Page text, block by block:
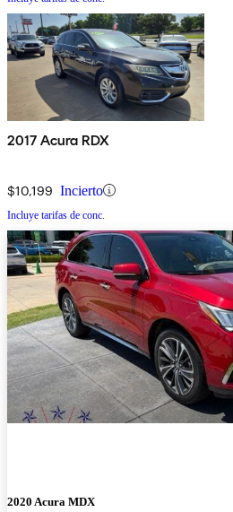
2017 Acura RDX
$10,199 Incierto
Incluye tarifas de conc.
2020 Acura MDX